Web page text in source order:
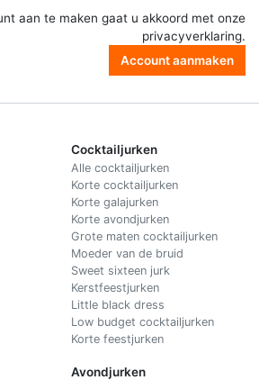
aan te maken gaat u akkoord met onze
privacyverklaring.
Account aanmaken
Cocktailjurken
Alle cocktailjurken
Korte cocktailjurken
Korte galajurken
Korte avondjurken
Grote maten cocktailjurken
Moeder van de bruid
Sweet sixteen jurk
Kerstfeestjurken
Little black dress
Low budget cocktailjurken
Korte feestjurken
Avondjurken